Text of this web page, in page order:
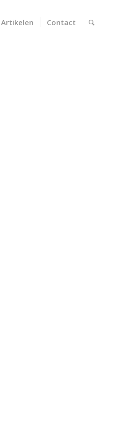
Artikelen Contact